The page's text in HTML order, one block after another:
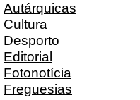
Autárquicas
Cultura
Desporto
Editorial
Fotonotícia
Freguesias